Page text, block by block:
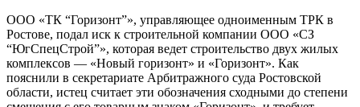
ООО «ТК “Горизонт”», управляющее одноименным ТРК в
Ростове, подал иск к строительной компании ООО «СЗ
“ЮгСпецСтрой”», которая ведет строительство двух жилых
комплексов — «Новый горизонт» и «Горизонт». Как
пояснили в секретариате Арбитражного суда Ростовской
области, истец считает эти обозначения сходными до степени